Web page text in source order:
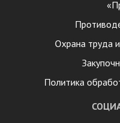
Охрана труда
Политика